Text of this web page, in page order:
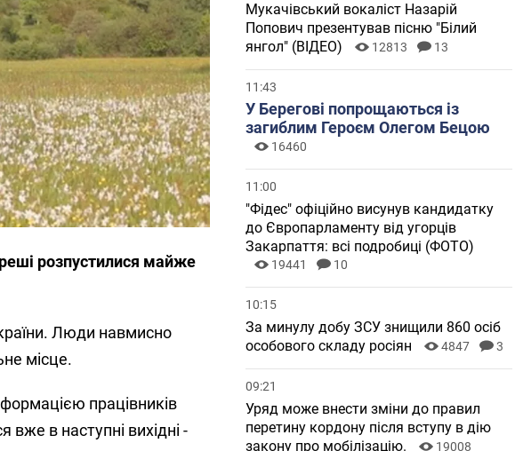
розпустилися майже
Люди навмисно
місце.
працівників
вже в наступні вихідні -
Мукачівський вокаліст Назарій
Попович презентував пісню "Білий
янгол" (ВІДЕО)
12813 13
11:43
У Берегові попрощаються із
загиблим Героєм Олегом Бецою
16460
11:00
"Фідес" офіційно висунув кандидатку
до Європарламенту від угорців
Закарпаття: всі подробиці (ФОТО)
19441 10
10:15
За минулу добу ЗСУ знищили 860 осіб
особового складу росіян
4847 3
09:21
Уряд може внести зміни до правил
перетину кордону після вступу в дію
закону про мобілізацію.
19008